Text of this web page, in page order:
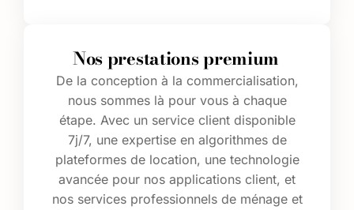
Nos prestations premium
De la conception à la commercialisation,
nous sommes là pour vous à chaque
étape. Avec un service client disponible
7j/7, une expertise en algorithmes de
plateformes de location, une technologie
avancée pour nos applications client, et
nos services professionnels de ménage et